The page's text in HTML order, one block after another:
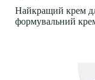
Найкращий крем
формувальний